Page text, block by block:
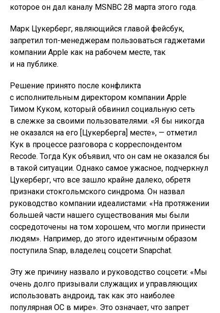
которое он дал каналу MSNBC 28 марта этого года.
Марк Цукерберг, являющийся главой фейсбук,
запретил топ-менеджерам пользоваться гаджетами
компании Apple как на рабочем месте, так
и на публике.
Решение принято после конфликта
с исполнительным директором компании Apple
Тимом Куком, который обвинил социальную сеть
в слежке за своими пользователями. «Я бы никогда
не оказался на его [Цукерберга] месте», — отметил
Кук в процессе разговора с корреспондентом
Recode. Тогда Кук объявил, что он сам не оказался бы
в такой ситуации. Однако самое ужасное, подчеркнул
Цукерберг, что все зашло крайне далеко, обретя
признаки стокгольмского синдрома. Он назвал
руководство компании идеалистами: «На протяжении
большей части нашего существования мы были
сосредоточены на том хорошем, что могли принести
людям». Например, до этого идентичным образом
поступила Snap, владелец соцсети Snapchat.
Эту же причину назвало и руководство соцсети: «Мы
очень долго призывали служащих и управляющих
использовать андроид, так как это наиболее
популярная ОС в мире». Это означает, что запрет